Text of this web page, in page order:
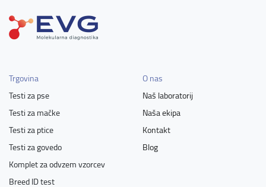
Trgovina
Testi za pse
Testi za mačke
Testi za ptice
Testi za govedo
Komplet za odvzem vzorcev
Breed ID test
O nas
Naš laboratorij
Naša ekipa
Kontakt
Blog